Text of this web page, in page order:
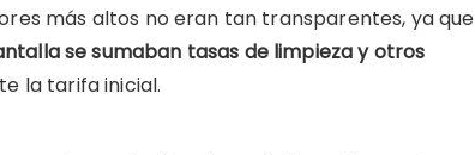
más altos no eran tan transparentes, ya que
se sumaban tasas de limpieza y otros
la tarifa inicial.